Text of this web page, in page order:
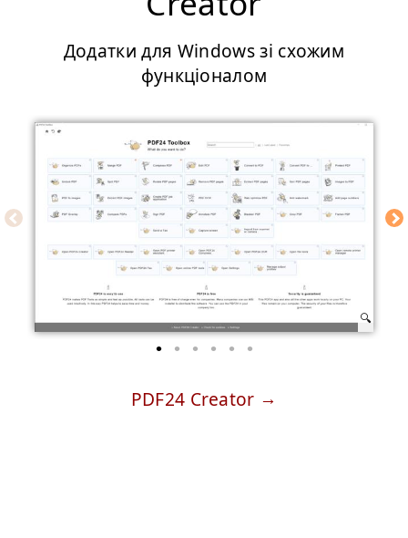
Додатки для Windows зі схожим
функціоналом
PDF24 Creator